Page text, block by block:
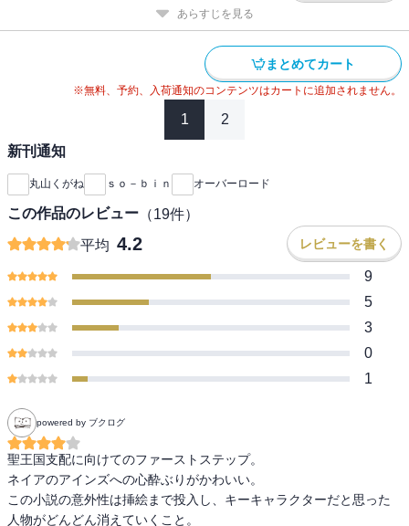
あらすじを見る
まとめてカート
※無料、予約、入荷通知のコンテンツはカートに追加されません。
1 2
新刊通知
丸山くがね ｓｏ－ｂｉｎ オーバーロード
この作品のレビュー （19件）
平均 4.2 レビューを書く
9
5
3
0
1
powered by ブクログ
聖王国支配に向けてのファーストステップ。
ネイアのアインズへの心酔ぶりがかわいい。
この小説の意外性は挿絵まで投入し、キーキャラクターだと思った
人物がどんどん消えていくこと。